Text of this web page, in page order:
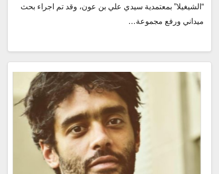
“الشيغيلا” بمعتمدية سيدي علي بن عون، وقد تم اجراء بحث
ميداني ورفع مجموعة…